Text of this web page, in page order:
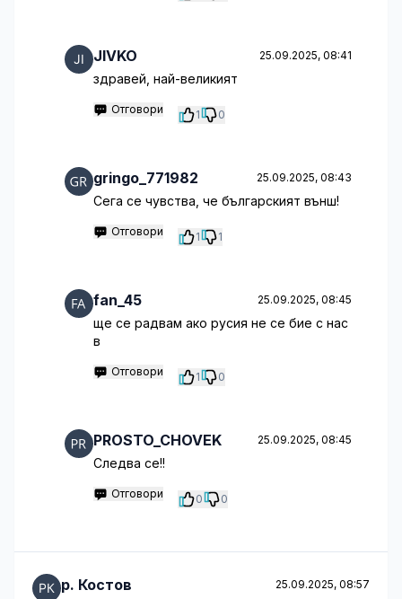
JIVKO 25.09.2025, 08:41
здравей, най-великият
Отговори 1 0
gringo_771982 25.09.2025, 08:43
Сега се чувства, че българският външ!
Отговори 1 1
fan_45 25.09.2025, 08:45
ще се радвам ако русия не се бие с нас
в
Отговори 1 0
PROSTO_CHOVEK 25.09.2025, 08:45
Следва се!!
Отговори 0 0
p. Костов 25.09.2025, 08:57